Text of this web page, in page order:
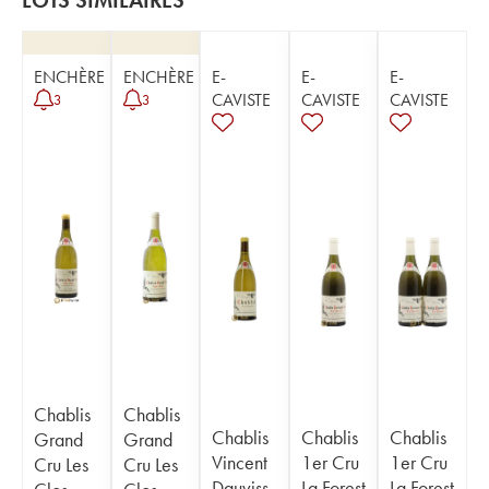
ENCHÈRE
3
Chablis
Grand
Cru Les
ENCHÈRE
3
Chablis
Grand
Cru Les
E-
CAVISTE
Chablis
Vincent
E-
CAVISTE
Chablis
1er Cru
E-
CAVISTE
Chablis
1er Cru